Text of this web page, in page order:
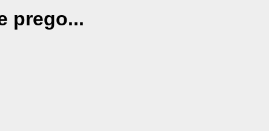
prego...